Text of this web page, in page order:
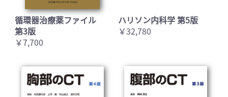
循環器治療薬ファイル
第3版
￥7,700
ハリソン内科学 第5版
￥32,780